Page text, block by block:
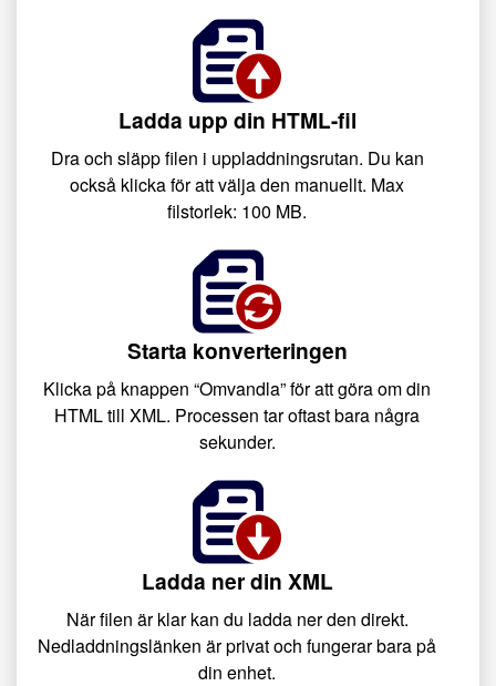
Ladda upp din HTML-fil
Dra och släpp filen i uppladdningsrutan. Du kan
också klicka för att välja den manuellt. Max
filstorlek: 100 MB.
Starta konverteringen
Klicka på knappen “Omvandla” för att göra om din
HTML till XML. Processen tar oftast bara några
sekunder.
Ladda ner din XML
När filen är klar kan du ladda ner den direkt.
Nedladdningslänken är privat och fungerar bara på
din enhet.